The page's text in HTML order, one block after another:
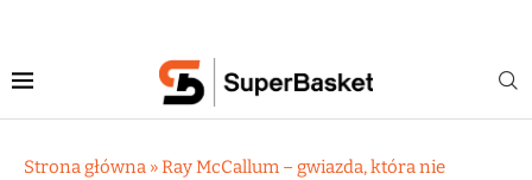
Strona główna »Ray McCallum – gwiazda, która nie